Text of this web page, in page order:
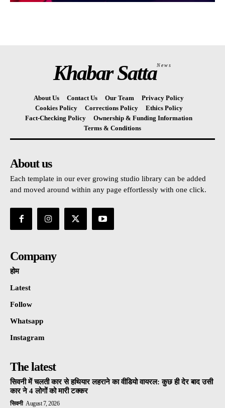
Khabar SattaNews
About Us Contact Us Our Team
Privacy Policy
Cookies Policy
Corrections Policy
Ethics Policy
Fact-Checking Policy
Ownership & Funding Information
Terms & Conditions
About us
Each template in our ever growing studio library can be added
and moved around within any page effortlessly with one click.
Company
होम
Latest
Follow
Whatsapp
Instagram
The latest
सिवनी में चलती कार से हथियार लहराने का वीडियो वायरल: कुछ ही देर बाद उसी
कार ने 4 लोगों को मारी टक्कर
सिवनी August 7, 2026